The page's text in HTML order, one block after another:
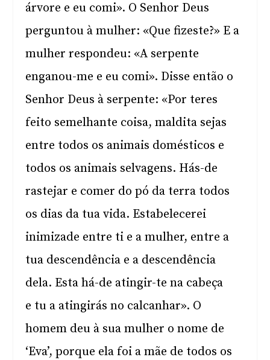
árvore e eu comi». O Senhor Deus
perguntou à mulher: «Que fizeste?» E a
mulher respondeu: «A serpente
enganou-me e eu comi». Disse então o
Senhor Deus à serpente: «Por teres
feito semelhante coisa, maldita sejas
entre todos os animais domésticos e
todos os animais selvagens. Hás-de
rastejar e comer do pó da terra todos
os dias da tua vida. Estabelecerei
inimizade entre ti e a mulher, entre a
tua descendência e a descendência
dela. Esta há-de atingir-te na cabeça
e tu a atingirás no calcanhar». O
homem deu à sua mulher o nome de
‘Eva’, porque ela foi a mãe de todos os